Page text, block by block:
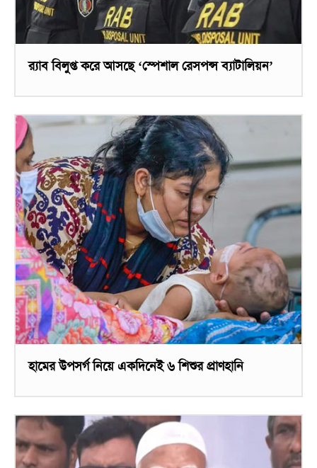
র‌্যাব বিলুপ্ত করে আসছে ‘স্পেশাল রেসপন্স ব্যাটালিয়ন’
হামের উপসর্গ নিয়ে একদিনেই ৬ শিশুর প্রাণহানি